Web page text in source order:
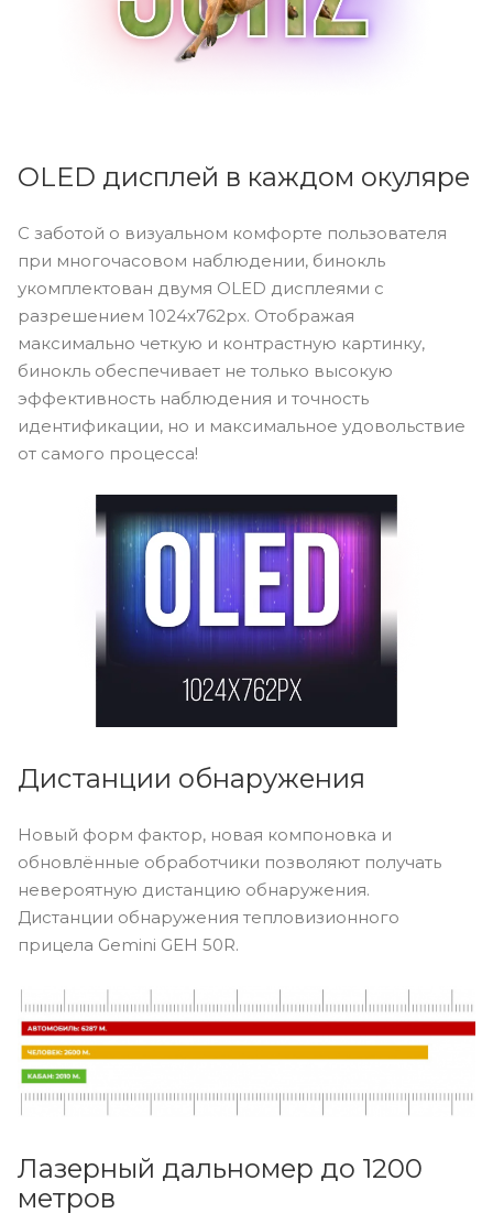
OLED дисплей в каждом окуляре
С заботой о визуальном комфорте пользователя
при многочасовом наблюдении, бинокль
укомплектован двумя OLED дисплеями с
разрешением 1024x762px. Отображая
максимально четкую и контрастную картинку,
бинокль обеспечивает не только высокую
эффективность наблюдения и точность
идентификации, но и максимальное удовольствие
от самого процесса!
Дистанции обнаружения
Новый форм фактор, новая компоновка и
обновлённые обработчики позволяют получать
невероятную дистанцию обнаружения.
Дистанции обнаружения тепловизионного
прицела Gemini GEH 50R.
Лазерный дальномер до 1200
метров